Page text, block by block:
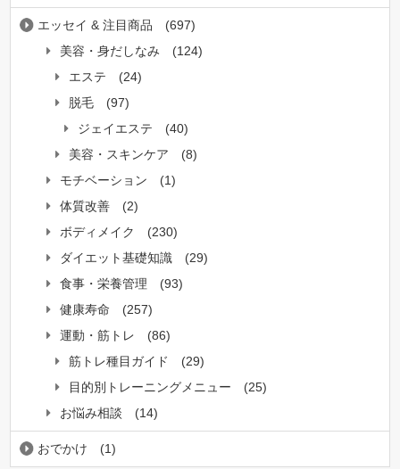
エッセイ & 注目商品
(697)
美容・身だしなみ
(124)
エステ
(24)
脱毛
(97)
ジェイエステ
(40)
美容・スキンケア
(8)
モチベーション
(1)
体質改善
(2)
ボディメイク
(230)
ダイエット基礎知識
(29)
食事・栄養管理
(93)
健康寿命
(257)
運動・筋トレ
(86)
筋トレ種目ガイド
(29)
目的別トレーニングメニュー
(25)
お悩み相談
(14)
おでかけ (1)